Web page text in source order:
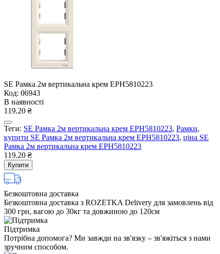
SE Рамка 2м вертикальна крем EPH5810223
Код: 06943
В наявності
119.20 ₴
Теги: SE Рамка 2м вертикальна крем EPH5810223, Рамки,
купити SE Рамка 2м вертикальна крем EPH5810223, ціна SE
Рамка 2м вертикальна крем EPH5810223
119.20 ₴
Купити
Безкоштовна доставка
Безкоштовна доставка з ROZETKA Delivery для замовлень від
300 грн, вагою до 30кг та довжиною до 120см
Підтримка
Потрібна допомога? Ми завжди на зв'язку – зв'яжіться з нами
зручним способом.